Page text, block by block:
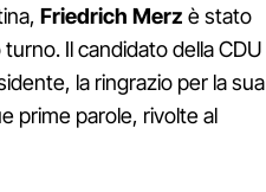
Friedrich Merz è stato
Il candidato della CDU
la ringrazio per la sua
prime parole, rivolte al